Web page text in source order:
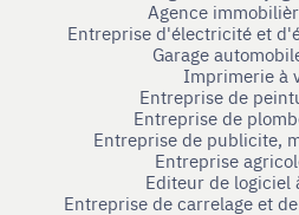
Agence
Entreprise d'électricité et
Garage
Imprimerie à
Entreprise de
Entreprise de
Entreprise de publicite,
Entreprise
Editeur de logiciel
Entreprise de carrelage et